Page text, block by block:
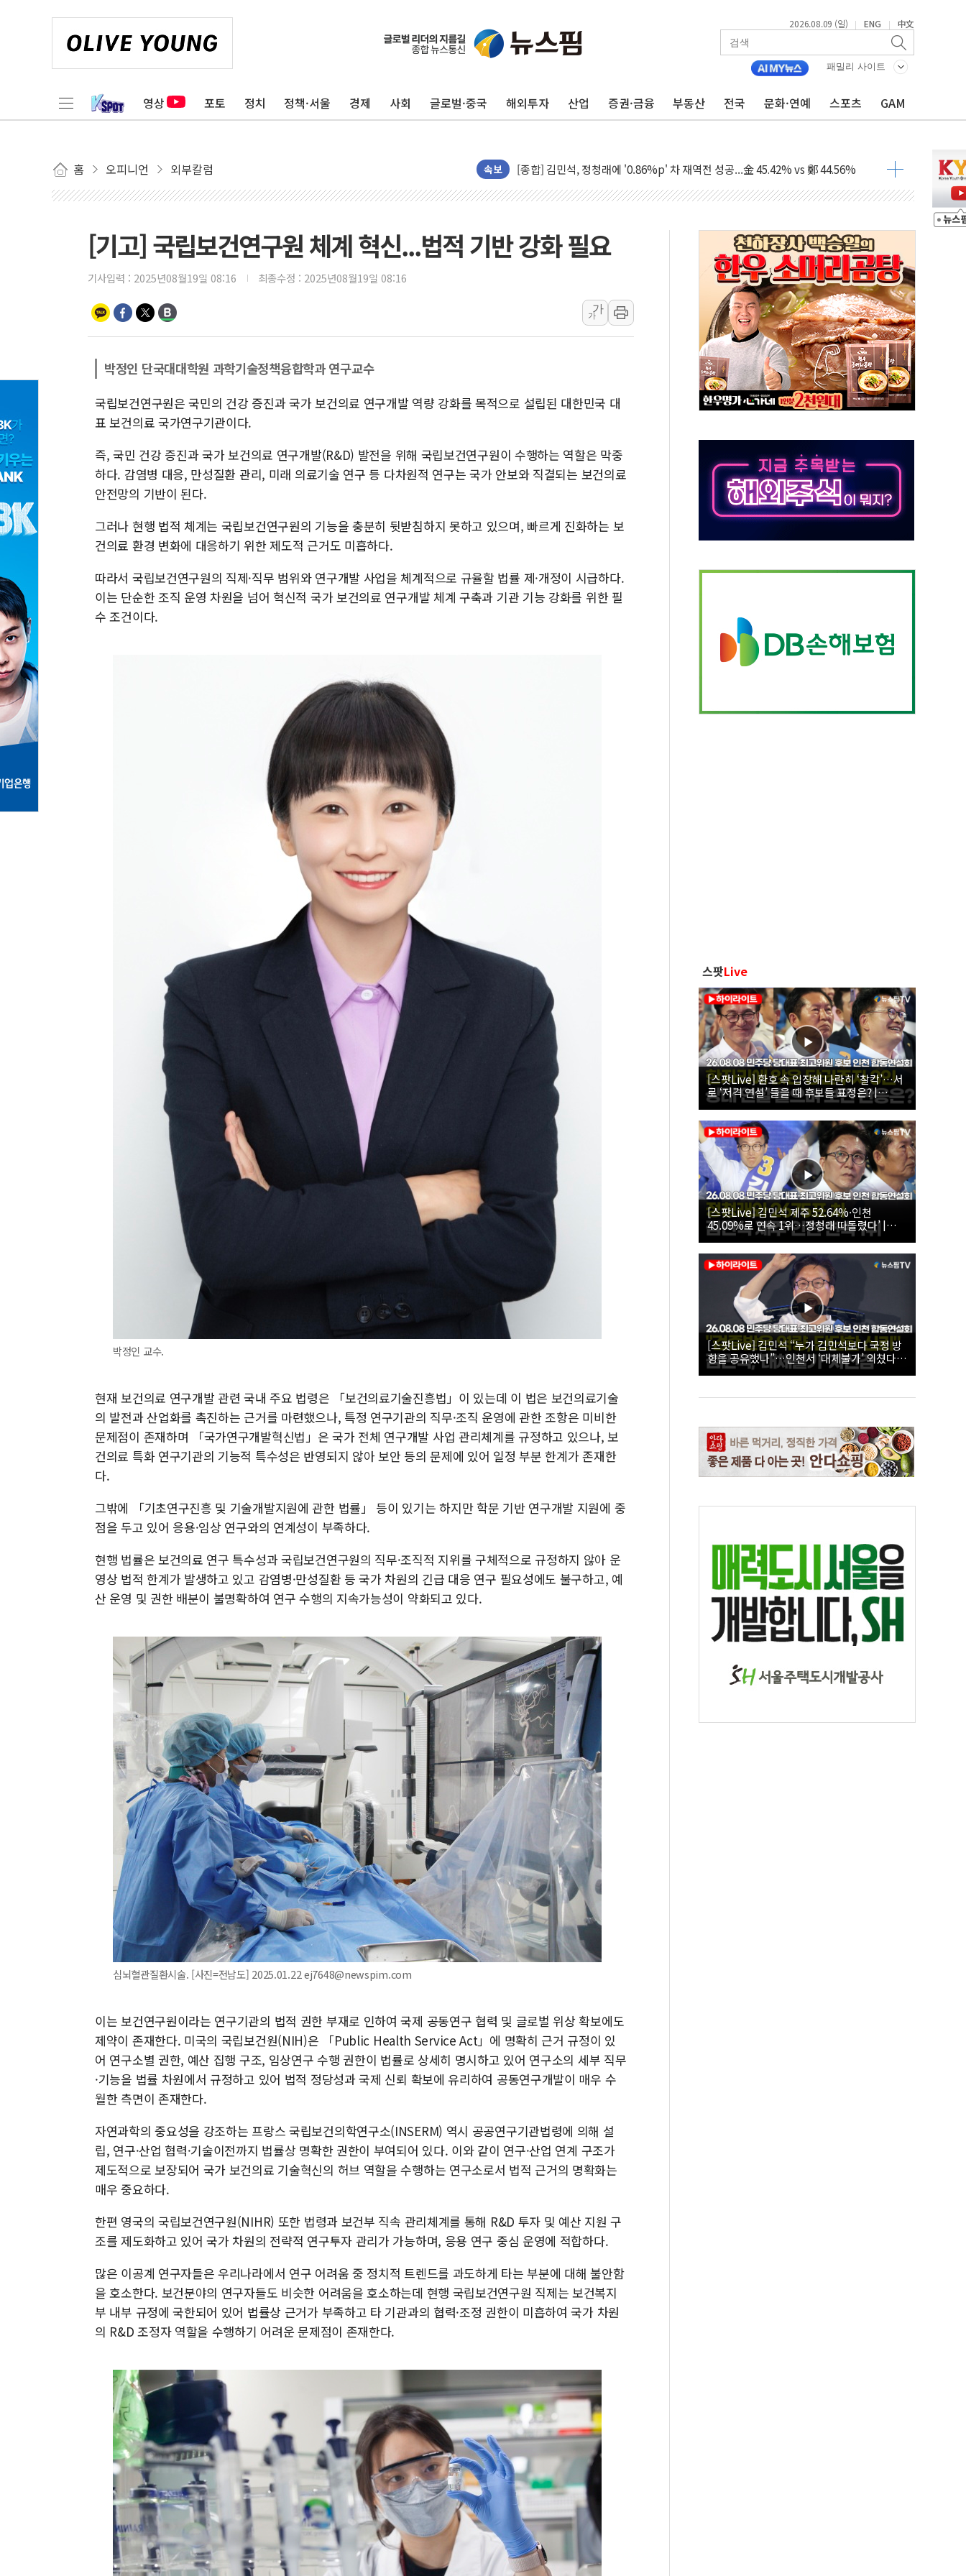
2026.08.09 (일) | ENG | 中文
패밀리 사이트
영상 포토 정치 정책·서울 경제 사회 글로벌·중국 해외투자 산업 증권·금융 부동산 전국 문화·연예 스포츠 GAM
홈 오피니언 외부칼럼 속보
포항시 재난예산 40억 긴급 투입…고수온 양식장 복구·지원 '총력'
울진·영덕 '호우특보'-포항 '산사태 주의보'...경북도, 호우 피해·통제구간 없어
인천 합동연설회 나선 송영길·정청래·김민석 당대표 후보
김민석, 2주차 제주·인천 경선서 정청래에 승리...47.75% vs 42.08%
[속보] 민주, 제주·인천 경선 결과 발표...김민석 47.75% 정청래 42.08%
[속보] 민주, 인천 경선 결과 발표...김민석 45.09% 정청래 43.27% 송영길 11.63%
[속보] 민주, 제주 경선 결과 발표...김민석 52.64% 정청래 39.89% 송영길 7.47%
이번주 국내 주요 금융일정(8.10~8.14)
美, 이란전 출구전략 만지작…공습 한계·탄약 부족 현실화
강릉·동해·삼척 시간당 최대 50㎜ 폭우…강원 동해안 강한 비 이어져
폐기물 수거하다 참변…60대 환경미화원 수거차에 치여 사망
서울 중랑구 주택가서 흉기 난동…60대 남성 2명 숨져
李대통령 "결혼 때문에 손해 보는 일 없게"…'결혼 페널티' 22개 과제 손본다
추미애, '위안부' 피해자 기림의 날 참석..."국제적 시민 연대로 목소리 내야"
인천 선재도 갯벌서 해루질 중 실종 60대 나흘만에 숨진 채 발견
인천서 말다툼 중 어머니 흉기 살해 10대 아들 체포
'화합' 꺼낸 김민석에 '뻔뻔' 받아친 정청래…제주 연설서 신경전 고조
[기고] 국립보건연구원 체계 혁신...법적 기반 강화 필요
기사입력 : 2025년08월19일 08:16 최종수정 : 2025년08월19일 08:16
가
가
박정인 단국대대학원 과학기술정책융합학과 연구교수
국립보건연구원은 국민의 건강 증진과 국가 보건의료 연구개발 역량 강화를 목적으로 설립된 대한민국 대
표 보건의료 국가연구기관이다.
즉, 국민 건강 증진과 국가 보건의료 연구개발(R&D) 발전을 위해 국립보건연구원이 수행하는 역할은 막중
하다. 감염병 대응, 만성질환 관리, 미래 의료기술 연구 등 다차원적 연구는 국가 안보와 직결되는 보건의료
안전망의 기반이 된다.
그러나 현행 법적 체계는 국립보건연구원의 기능을 충분히 뒷받침하지 못하고 있으며, 빠르게 진화하는 보
건의료 환경 변화에 대응하기 위한 제도적 근거도 미흡하다.
따라서 국립보건연구원의 직제·직무 범위와 연구개발 사업을 체계적으로 규율할 법률 제·개정이 시급하다.
이는 단순한 조직 운영 차원을 넘어 혁신적 국가 보건의료 연구개발 체계 구축과 기관 기능 강화를 위한 필
수 조건이다.
박정인 교수.
현재 보건의료 연구개발 관련 국내 주요 법령은 「보건의료기술진흥법」이 있는데 이 법은 보건의료기술
의 발전과 산업화를 촉진하는 근거를 마련했으나, 특정 연구기관의 직무·조직 운영에 관한 조항은 미비한
문제점이 존재하며 「국가연구개발혁신법」은 국가 전체 연구개발 사업 관리체계를 규정하고 있으나, 보
건의료 특화 연구기관의 기능적 특수성은 반영되지 않아 보안 등의 문제에 있어 일정 부분 한계가 존재한
다.
그밖에 「기초연구진흥 및 기술개발지원에 관한 법률」 등이 있기는 하지만 학문 기반 연구개발 지원에 중
점을 두고 있어 응용·임상 연구와의 연계성이 부족하다.
현행 법률은 보건의료 연구 특수성과 국립보건연구원의 직무·조직적 지위를 구체적으로 규정하지 않아 운
영상 법적 한계가 발생하고 있고 감염병·만성질환 등 국가 차원의 긴급 대응 연구 필요성에도 불구하고, 예
산 운영 및 권한 배분이 불명확하여 연구 수행의 지속가능성이 약화되고 있다.
심뇌혈관질환시술. [사진=전남도] 2025.01.22 ej7648@newspim.com
이는 보건연구원이라는 연구기관의 법적 권한 부재로 인하여 국제 공동연구 협력 및 글로벌 위상 확보에도
제약이 존재한다. 미국의 국립보건원(NIH)은 「Public Health Service Act」에 명확히 근거 규정이 있
어 연구소별 권한, 예산 집행 구조, 임상연구 수행 권한이 법률로 상세히 명시하고 있어 연구소의 세부 직무
·기능을 법률 차원에서 규정하고 있어 법적 정당성과 국제 신뢰 확보에 유리하여 공동연구개발이 매우 수
월한 측면이 존재한다.
자연과학의 중요성을 강조하는 프랑스 국립보건의학연구소(INSERM) 역시 공공연구기관법령에 의해 설
립, 연구·산업 협력·기술이전까지 법률상 명확한 권한이 부여되어 있다. 이와 같이 연구·산업 연계 구조가
제도적으로 보장되어 국가 보건의료 기술혁신의 허브 역할을 수행하는 연구소로서 법적 근거의 명확화는
매우 중요하다.
한편 영국의 국립보건연구원(NIHR) 또한 법령과 보건부 직속 관리체계를 통해 R&D 투자 및 예산 지원 구
조를 제도화하고 있어 국가 차원의 전략적 연구투자 관리가 가능하며, 응용 연구 중심 운영에 적합하다.
많은 이공계 연구자들은 우리나라에서 연구 어려움 중 정치적 트렌드를 과도하게 타는 부분에 대해 불안함
을 호소한다. 보건분야의 연구자들도 비슷한 어려움을 호소하는데 현행 국립보건연구원 직제는 보건복지
부 내부 규정에 국한되어 있어 법률상 근거가 부족하고 타 기관과의 협력·조정 권한이 미흡하여 국가 차원
의 R&D 조정자 역할을 수행하기 어려운 문제점이 존재한다.
스팟Live
[스팟Live] 환호 속 입장해 나란히 ‘찰칵’…서
로 ‘저격 연설’ 들을 때 후보들 표정은? |
26.08.08 더불어민주당 당대표·최고위원 후
보 인천 합동연설회
[스팟Live] 김민석 제주 52.64%·인천
45.09%로 연속 1위…정청래 따돌렸다’ |
26.08.08 더불어민주당 당대표·최고위원 후
보 인천 합동연설회
[스팟Live] 김민석 “누가 김민석보다 국정 방
향을 공유했나”…인천서 ‘대체불가’ 외쳤다 |
26.08.08 더불어민주당 당대표·최고위원 후